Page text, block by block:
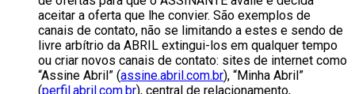
aceitar a oferta que lhe convier. São exemplos de
canais de contato, não se limitando a estes e sendo de
livre arbítrio da ABRIL extingui-los em qualquer tempo
ou criar novos canais de contato: sites de internet como
“Assine Abril” (assine.abril.com.br), “Minha Abril”
(perfil.abril.com.br), central de relacionamento,